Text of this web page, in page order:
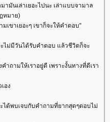
ามันเล่าเยอะไปนะ เล่าแบบจามาล
หมาย)
ขาเยอะๆ เขาก็จะให้คำตอบ"
ไม่มีวันได้รับคำตอบ แล้วชีวิตก็จะ
ำถามให้เราอยู่ดี เพราะงั้นทางที่ดีเรา
อง
ด้พบเจบกับคำถามที่ยากสุดๆตอบไม่